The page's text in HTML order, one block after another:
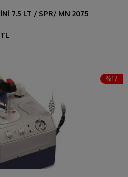
7.5 LT / SPR/ MN 2075
%17